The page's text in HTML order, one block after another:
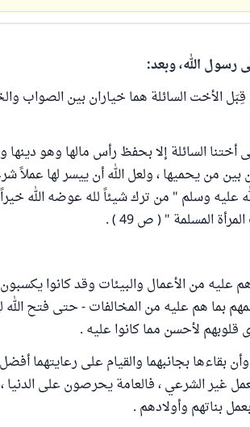
رسول الله، وبعد:
الأخت السائلة هما خياران بين الصواب
أختنا السائلة إلا بحفظ رأس مالها وهو
من يحميها ، ولعل الله أن ييسر لها عملاً
عليه وسلم " من ترك شيئاً لله عوضه الله
المسلمة " ( ص 49 ) .
من الأعمال والبيئات وقد كانوا يكسبون
بما هم عليه من المخالفات - حتى فتح
قلوبهم لأحسن مما كانوا عليه .
بقاءها بجانبهما والقيام على رعايتهما
غير الشرعي ، فالعامة يحرصون على الدنيا
بناتهم وأولادهم .